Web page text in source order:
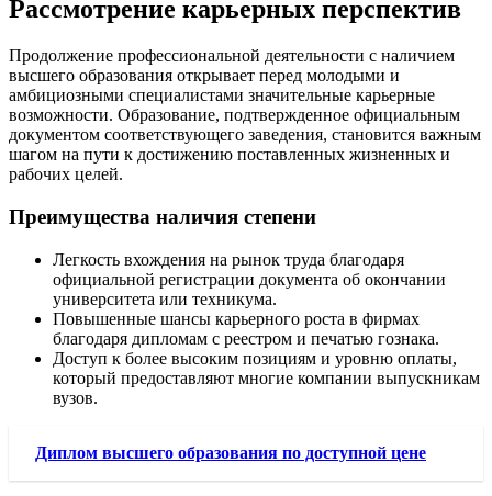
Рассмотрение карьерных перспектив
Продолжение профессиональной деятельности с наличием
высшего образования открывает перед молодыми и
амбициозными специалистами значительные карьерные
возможности. Образование, подтвержденное официальным
документом соответствующего заведения, становится важным
шагом на пути к достижению поставленных жизненных и
рабочих целей.
Преимущества наличия степени
Легкость вхождения на рынок труда благодаря
официальной регистрации документа об окончании
университета или техникума.
Повышенные шансы карьерного роста в фирмах
благодаря дипломам с реестром и печатью гознака.
Доступ к более высоким позициям и уровню оплаты,
который предоставляют многие компании выпускникам
вузов.
Диплом высшего образования по доступной цене